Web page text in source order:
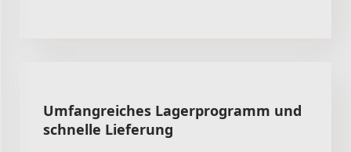
Umfangreiches Lagerprogramm und
schnelle Lieferung